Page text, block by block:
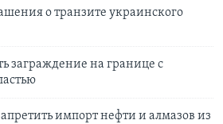
о транзите украинского
заграждение на границе с
импорт нефти и алмазов из